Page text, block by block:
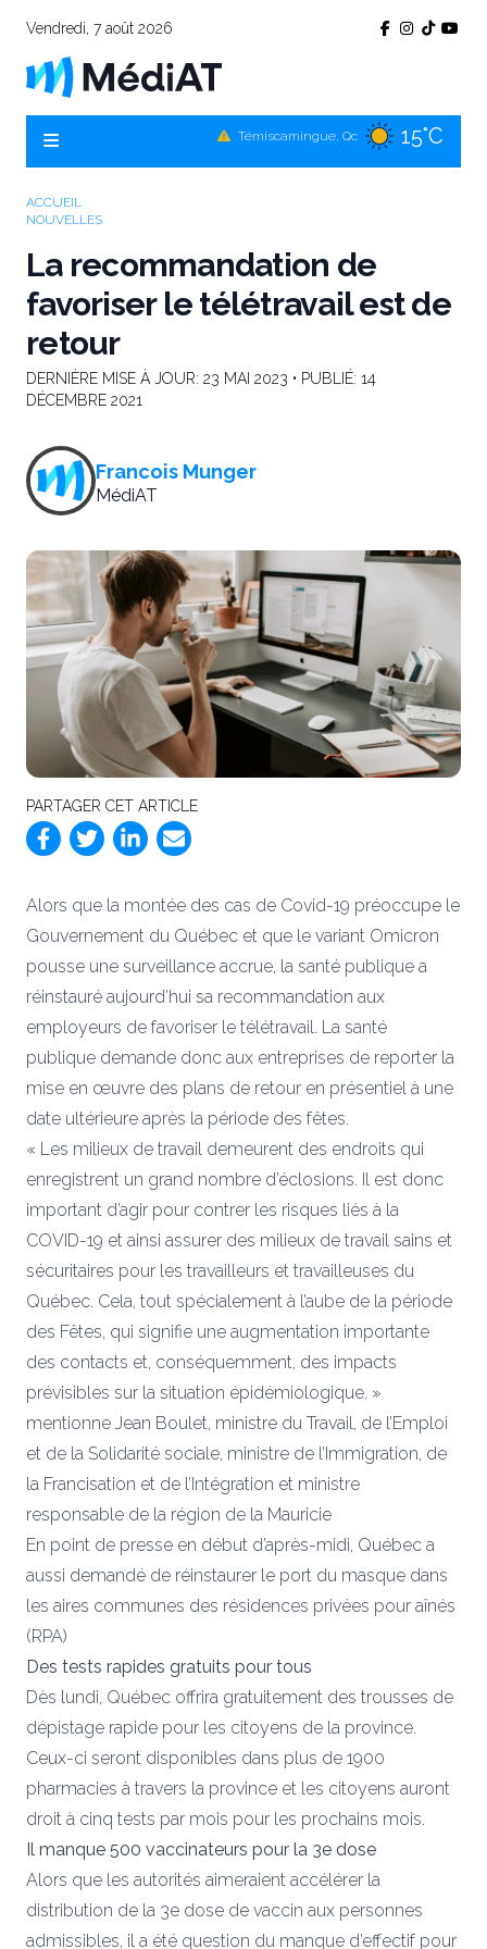
Vendredi, 7 août 2026
La Sarre, Qc 17°C
Amos, Qc
ACCUEIL
NOUVELLES
La recommandation de
favoriser le télétravail est de
retour
DERNIÈRE MISE À JOUR: 23 MAI 2023 • PUBLIÉ: 14
DÉCEMBRE 2021
Francois Munger
MédiAT
PARTAGER CET ARTICLE
Alors que la montée des cas de Covid-19 préoccupe le
Gouvernement du Québec et que le variant Omicron
pousse une surveillance accrue, la santé publique a
réinstauré aujourd’hui sa recommandation aux
employeurs de favoriser le télétravail. La santé
publique demande donc aux entreprises de reporter la
mise en œuvre des plans de retour en présentiel à une
date ultérieure après la période des fêtes.
« Les milieux de travail demeurent des endroits qui
enregistrent un grand nombre d’éclosions. Il est donc
important d’agir pour contrer les risques liés à la
COVID-19 et ainsi assurer des milieux de travail sains et
sécuritaires pour les travailleurs et travailleuses du
Québec. Cela, tout spécialement à l’aube de la période
des Fêtes, qui signifie une augmentation importante
des contacts et, conséquemment, des impacts
prévisibles sur la situation épidémiologique. »
mentionne Jean Boulet, ministre du Travail, de l’Emploi
et de la Solidarité sociale, ministre de l’Immigration, de
la Francisation et de l’Intégration et ministre
responsable de la région de la Mauricie
En point de presse en début d’après-midi, Québec a
aussi demandé de réinstaurer le port du masque dans
les aires communes des résidences privées pour aînés
(RPA)
Des tests rapides gratuits pour tous
Dès lundi, Québec offrira gratuitement des trousses de
dépistage rapide pour les citoyens de la province.
Ceux-ci seront disponibles dans plus de 1900
pharmacies à travers la province et les citoyens auront
droit à cinq tests par mois pour les prochains mois.
Il manque 500 vaccinateurs pour la 3e dose
Alors que les autorités aimeraient accélérer la
distribution de la 3e dose de vaccin aux personnes
admissibles, il a été question du manque d’effectif pour